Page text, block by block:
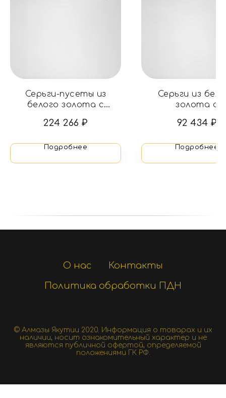
Серьги-пусеты из
белого золота с
224 266 ₽
Подробнее
Серьги из
золота с
92 434 ₽
Подробнее
О нас
Контакты
Политика обработки ПДН
© Алмазы Якутии 2020. Информация о товарах и их
наличии, носит ознакомительный характер и не
являются публичной офертой, определяемой
положениями ГК РФ.